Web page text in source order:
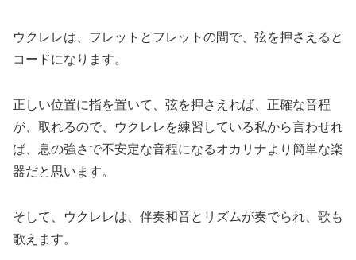
ウクレレは、フレットとフレットの間で、弦を押さえると
コードになります。
正しい位置に指を置いて、弦を押さえれば、正確な音程
が、取れるので、ウクレレを練習している私から言わせれ
ば、息の強さで不安定な音程になるオカリナより簡単な楽
器だと思います。
そして、ウクレレは、伴奏和音とリズムが奏でられ、歌も
歌えます。